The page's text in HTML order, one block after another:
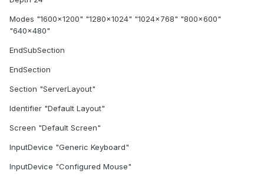
Modes "1600x1200" "1280x1024" "1024x768" "800x600"
"640x480"
EndSubSection
EndSection
Section "ServerLayout"
Identifier "Default Layout"
Screen "Default Screen"
InputDevice "Generic Keyboard"
InputDevice "Configured Mouse"